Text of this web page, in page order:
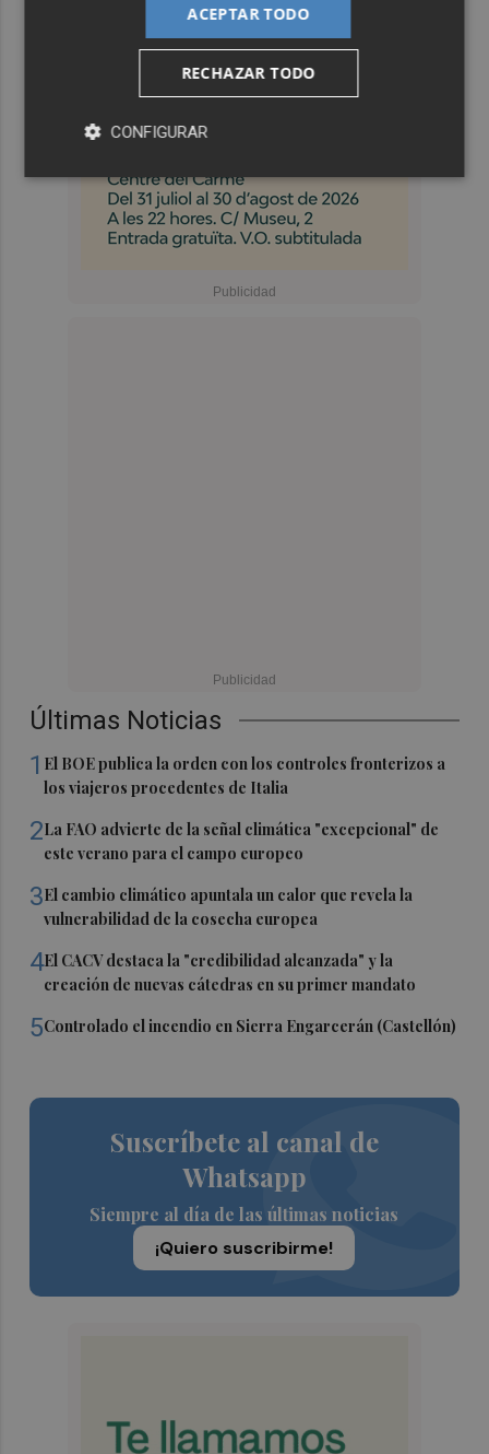
Últimas Noticias
1 El BOE publica la orden con los controles fronterizos a
los viajeros procedentes de Italia
2La FAO advierte de la señal climática "excepcional" de
este verano para el campo europeo
3El cambio climático apuntala un calor que revela la
vulnerabilidad de la cosecha europea
4El CACV destaca la "credibilidad alcanzada" y la
creación de nuevas cátedras en su primer mandato
5Controlado el incendio en Sierra Engarcerán (Castellón)
Suscríbete al canal de
Whatsapp
Siempre al día de las últimas noticias
¡Quiero suscribirme!
ACEPTAR TODO
RECHAZAR TODO
CONFIGURAR